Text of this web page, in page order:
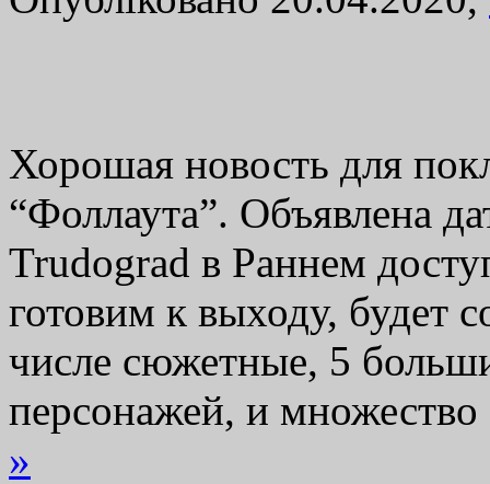
Хорошая новость для
“Фоллаута”. Объявлена
Trudograd в Раннем
готовим к выходу, будет
числе сюжетные, 5
персонажей, и
»